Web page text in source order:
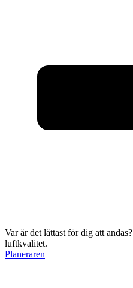
Var är det lättast för dig att andas?
luftkvalitet.
Planeraren